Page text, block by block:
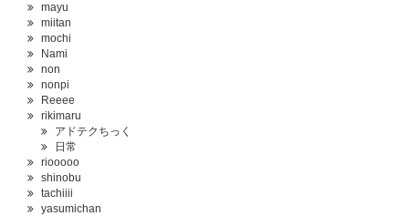
mayu
miitan
mochi
Nami
non
nonpi
Reeee
rikimaru
アドテクちっく
日常
riooooo
shinobu
tachiiii
yasumichan